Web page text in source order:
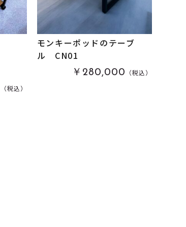
（税込）
モンキーポッドのテーブ
ル CN01
￥280,000 （税込）